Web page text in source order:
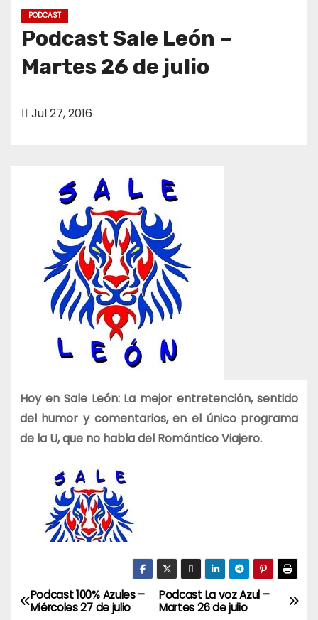
PODCAST
Podcast Sale León –
Martes 26 de julio
Jul 27, 2016
Hoy en Sale León: La mejor entretención, sentido
del humor y comentarios, en el único programa
de la U, que no habla del Romántico Viajero.
N
Podcast La voz Azul –
Martes 26 de julio
Podcast 100% Azules –
Miércoles 27 de julio